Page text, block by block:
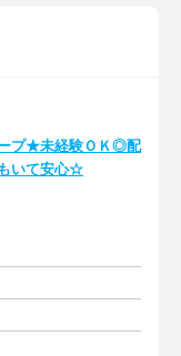
ープ★未経験ＯＫ◎配
いて安心☆